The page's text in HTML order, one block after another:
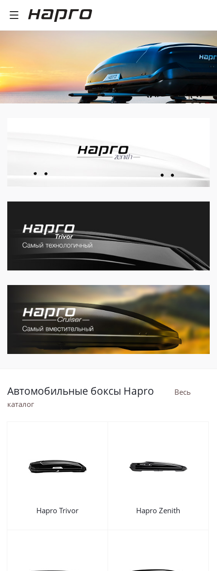
Автомобильные боксы Hapro
Весь
каталог
Hapro Trivor Hapro Zenith